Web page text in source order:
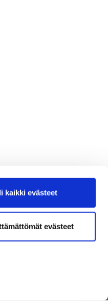
kaikki evästeet
evästeet